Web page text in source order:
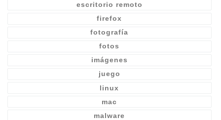
escritorio remoto
firefox
fotografía
fotos
imágenes
juego
linux
mac
malware